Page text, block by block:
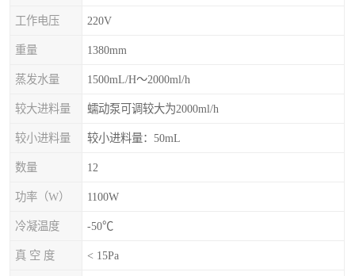
工作电压 220V
重量 1380mm
蒸发水量 1500mL/H～2000ml/h
较大进料量 蠕动泵可调较大为2000ml/h
较小进料量 较小进料量：50mL
数量 12
功率（W） 1100W
冷凝温度 -50℃
真 空 度 < 15Pa